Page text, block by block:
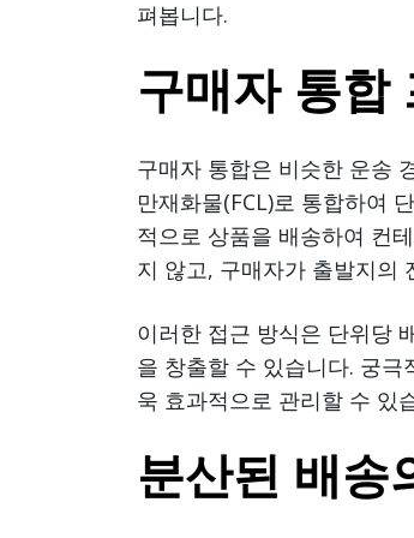
펴봅니다.
구매자 통합
구매자 통합은 비슷한 운송
만재화물(FCL)로 통합하여
적으로 상품을 배송하여 컨
지 않고, 구매자가 출발지의
이러한 접근 방식은 단위당
을 창출할 수 있습니다. 궁
욱 효과적으로 관리할 수 있
분산된 배송